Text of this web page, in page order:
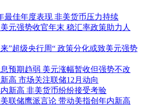
最佳年度表现 非美货币压力持续
元强势收官年末 稳汇率政策助力人
”超级央行周“ 政策分化或致美元强势
预期趋弱 美元涨幅暂收但强势不改
高 市场关注联储12月动向
新高 非美货币纷纷接受考验
联储鹰派言论 带动美指创年内新高